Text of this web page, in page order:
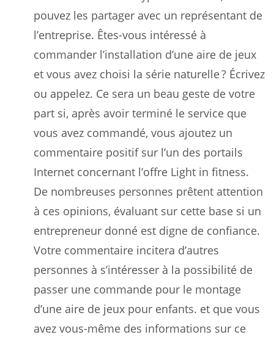
pouvez les partager avec un représentant de
l’entreprise. Êtes-vous intéressé à
commander l’installation d’une aire de jeux
et vous avez choisi la série naturelle ? Écrivez
ou appelez. Ce sera un beau geste de votre
part si, après avoir terminé le service que
vous avez commandé, vous ajoutez un
commentaire positif sur l’un des portails
Internet concernant l’offre Light in fitness.
De nombreuses personnes prêtent attention
à ces opinions, évaluant sur cette base si un
entrepreneur donné est digne de confiance.
Votre commentaire incitera d’autres
personnes à s’intéresser à la possibilité de
passer une commande pour le montage
d’une aire de jeux pour enfants. et que vous
avez vous-même des informations sur ce